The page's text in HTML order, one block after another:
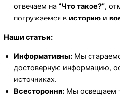
отвечаем на “Что такое?”,
погружаемся в историю и
Наши статьи:
Информативны: Мы
достоверную информацию,
источниках.
Всесторонни: Мы освещаем